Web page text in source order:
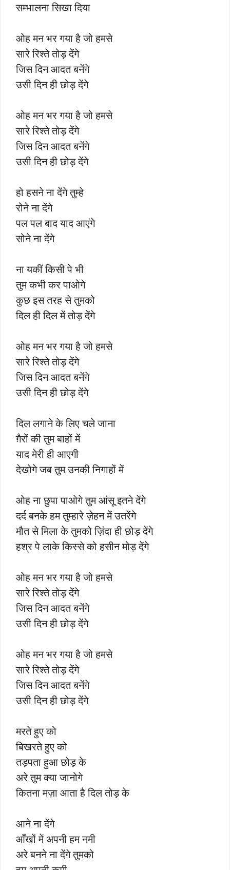
सम्भालना सिखा दिया
ओह मन भर गया है जो हमसे
सारे रिश्ते तोड़ देंगे
जिस दिन आदत बनेंगे
उसी दिन ही छोड़ देंगे
ओह मन भर गया है जो हमसे
सारे रिश्ते तोड़ देंगे
जिस दिन आदत बनेंगे
उसी दिन ही छोड़ देंगे
हो हसने ना देंगे तुम्हे
रोने ना देंगे
पल पल बाद याद आएंगे
सोने ना देंगे
ना यकीं किसी पे भी
तुम कभी कर पाओगे
कुछ इस तरह से तुमको
दिल ही दिल में तोड़ देंगे
ओह मन भर गया है जो हमसे
सारे रिश्ते तोड़ देंगे
जिस दिन आदत बनेंगे
उसी दिन ही छोड़ देंगे
दिल लगाने के लिए चले जाना
ग़ैरों की तुम बाहों में
याद मेरी ही आएगी
देखोगे जब तुम उनकी निगाहों में
ओह ना छुपा पाओगे तुम आंसू इतने देंगे
दर्द बनके हम तुम्हारे ज़ेहन में उतरेंगे
मौत से मिला के तुमको ज़िंदा ही छोड़ देंगे
हश्र पे लाके किस्से को हसीन मोड़ देंगे
ओह मन भर गया है जो हमसे
सारे रिश्ते तोड़ देंगे
जिस दिन आदत बनेंगे
उसी दिन ही छोड़ देंगे
ओह मन भर गया है जो हमसे
सारे रिश्ते तोड़ देंगे
जिस दिन आदत बनेंगे
उसी दिन ही छोड़ देंगे
मरते हुए को
बिखरते हुए को
तड़पता हुआ छोड़ के
अरे तुम क्या जानोगे
कितना मज़ा आता है दिल तोड़ के
आने ना देंगे
आँखों में अपनी हम नमी
अरे बनने ना देंगे तुमको